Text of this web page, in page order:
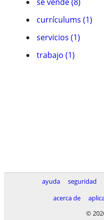
currículums (1)
servicios (1)
trabajo (1)
ayuda seguridad
acerca de
©